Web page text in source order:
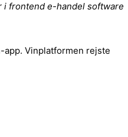
i frontend e-handel software
Vinplatformen rejste